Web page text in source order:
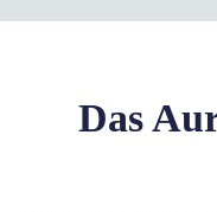
Das